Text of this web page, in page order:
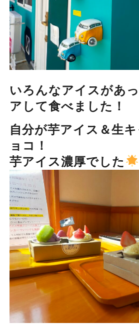
いろんなアイスがあ
アして食べました！
自分が芋アイス＆生
ョコ！
芋アイス濃厚でした